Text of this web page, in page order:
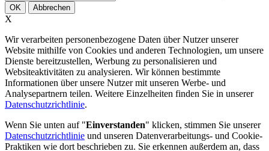
OK Abbrechen
X
Wir verarbeiten personenbezogene Daten über Nutzer unserer
Website mithilfe von Cookies und anderen Technologien, um unsere
Dienste bereitzustellen, Werbung zu personalisieren und
Websiteaktivitäten zu analysieren. Wir können bestimmte
Informationen über unsere Nutzer mit unseren Werbe- und
Analysepartnern teilen. Weitere Einzelheiten finden Sie in unserer
Datenschutzrichtlinie.
Wenn Sie unten auf "Einverstanden" klicken, stimmen Sie unserer
Datenschutzrichtlinie und unseren Datenverarbeitungs- und Cookie-
Praktiken wie dort beschrieben zu. Sie erkennen außerdem an, dass